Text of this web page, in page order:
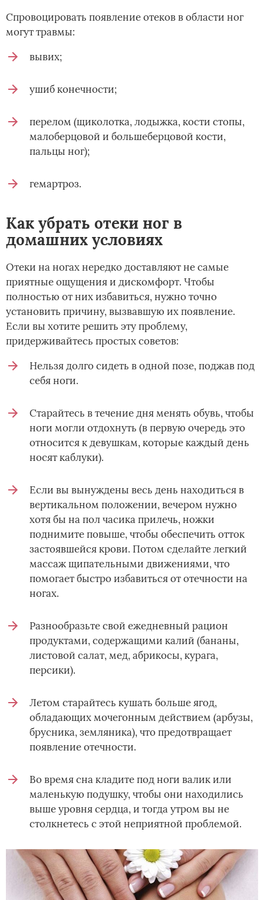
Спровоцировать появление отеков в области ног
могут травмы:
вывих;
ушиб конечности;
перелом (щиколотка, лодыжка, кости стопы,
малоберцовой и большеберцовой кости,
пальцы ног);
гемартроз.
Как убрать отеки ног в
домашних условиях
Отеки на ногах нередко доставляют не самые
приятные ощущения и дискомфорт. Чтобы
полностью от них избавиться, нужно точно
установить причину, вызвавшую их появление.
Если вы хотите решить эту проблему,
придерживайтесь простых советов:
Нельзя долго сидеть в одной позе, поджав под
себя ноги.
Старайтесь в течение дня менять обувь, чтобы
ноги могли отдохнуть (в первую очередь это
относится к девушкам, которые каждый день
носят каблуки).
Если вы вынуждены весь день находиться в
вертикальном положении, вечером нужно
хотя бы на пол часика прилечь, ножки
поднимите повыше, чтобы обеспечить отток
застоявшейся крови. Потом сделайте легкий
массаж щипательными движениями, что
помогает быстро избавиться от отечности на
ногах.
Разнообразьте свой ежедневный рацион
продуктами, содержащими калий (бананы,
листовой салат, мед, абрикосы, курага,
персики).
Летом старайтесь кушать больше ягод,
обладающих мочегонным действием (арбузы,
брусника, земляника), что предотвращает
появление отечности.
Во время сна кладите под ноги валик или
маленькую подушку, чтобы они находились
выше уровня сердца, и тогда утром вы не
столкнетесь с этой неприятной проблемой.